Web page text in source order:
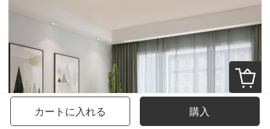
カートに入れる 購入